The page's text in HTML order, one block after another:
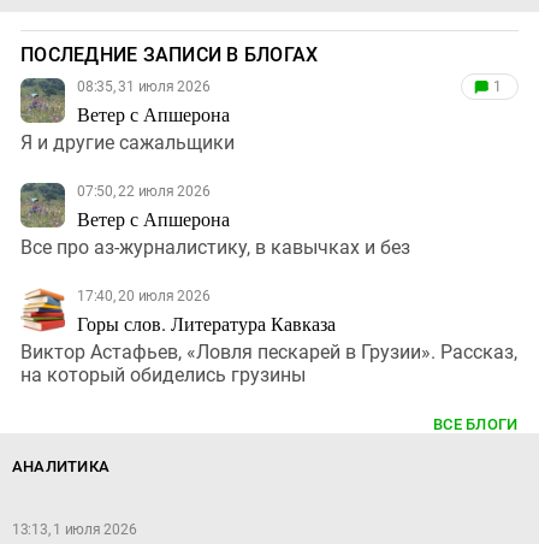
ПОСЛЕДНИЕ ЗАПИСИ В БЛОГАХ
08:35, 31 июля 2026
Ветер с Апшерона
1
Я и другие сажальщики
07:50, 22 июля 2026
Ветер с Апшерона
Все про аз-журналистику, в кавычках и без
17:40, 20 июля 2026
Горы слов. Литература Кавказа
Виктор Астафьев, «Ловля пескарей в Грузии». Рассказ,
на который обиделись грузины
ВСЕ БЛОГИ
АНАЛИТИКА
13:13, 1 июля 2026